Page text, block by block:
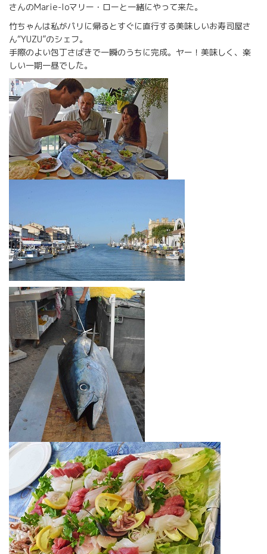
さんのMarie-loマリー・ローと一緒にやって来た。
竹ちゃんは私がパリに帰るとすぐに直行する美味しいお寿司屋さ
ん“YUZU”のシェフ。
手際のよい包丁さばきで一瞬のうちに完成。ヤー！美味しく、楽
しい一期一昼でした。